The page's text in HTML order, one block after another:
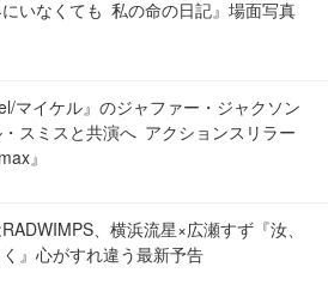
にいなくても 私の命の日記』場面写真
マイケル』のジャファー・ジャクソン
スミスと共演へ アクションスリラー
』
、横浜流星×広瀬すず『汝、
』心がすれ違う最新予告